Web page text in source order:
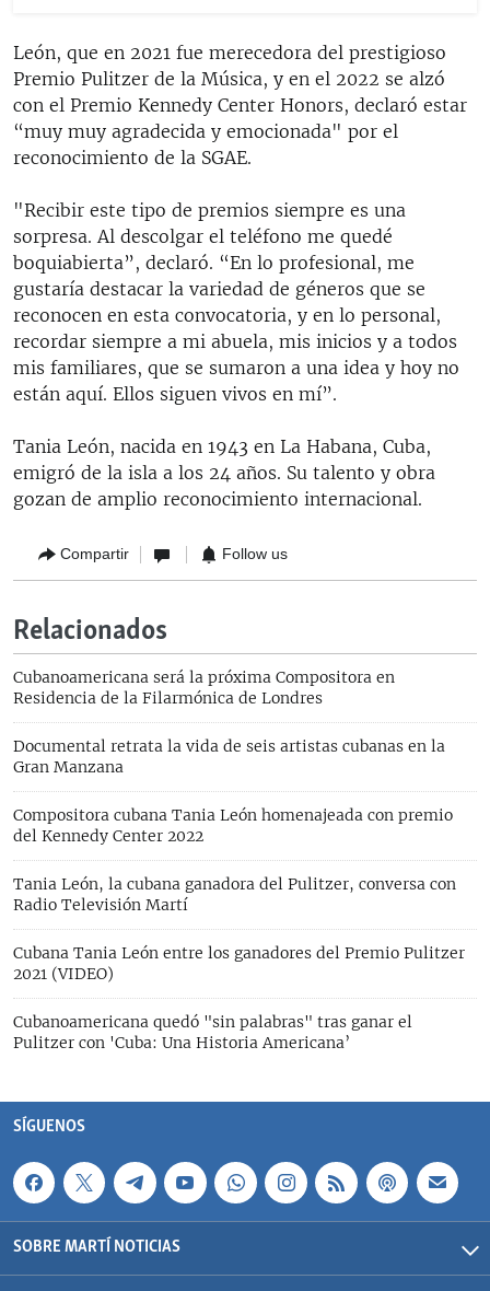
León, que en 2021 fue merecedora del prestigioso
Premio Pulitzer de la Música, y en el 2022 se alzó
con el Premio Kennedy Center Honors, declaró estar
“muy muy agradecida y emocionada" por el
reconocimiento de la SGAE.
"Recibir este tipo de premios siempre es una
sorpresa. Al descolgar el teléfono me quedé
boquiabierta”, declaró. “En lo profesional, me
gustaría destacar la variedad de géneros que se
reconocen en esta convocatoria, y en lo personal,
recordar siempre a mi abuela, mis inicios y a todos
mis familiares, que se sumaron a una idea y hoy no
están aquí. Ellos siguen vivos en mí”.
Tania León, nacida en 1943 en La Habana, Cuba,
emigró de la isla a los 24 años. Su talento y obra
gozan de amplio reconocimiento internacional.
Compartir Follow us
Relacionados
Cubanoamericana será la próxima Compositora en
Residencia de la Filarmónica de Londres
Documental retrata la vida de seis artistas cubanas en la
Gran Manzana
Compositora cubana Tania León homenajeada con premio
del Kennedy Center 2022
Tania León, la cubana ganadora del Pulitzer, conversa con
Radio Televisión Martí
Cubana Tania León entre los ganadores del Premio Pulitzer
2021 (VIDEO)
Cubanoamericana quedó "sin palabras" tras ganar el
Pulitzer con 'Cuba: Una Historia Americana’
SÍGUENOS
SOBRE MARTÍ NOTICIAS